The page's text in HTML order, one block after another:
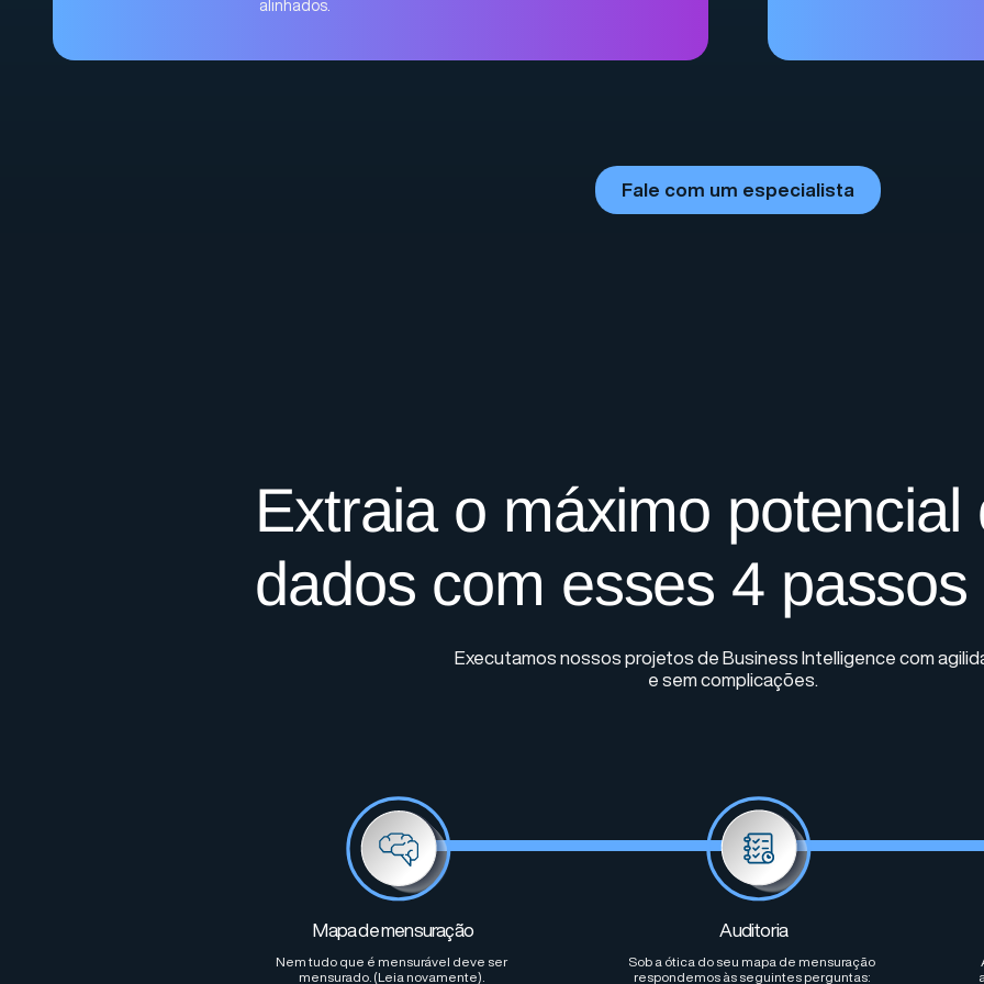
alinhados.
Fale com um especialista
Extraia o máximo potencial
dados com esses 4 passos
Executamos nossos projetos de Business Intelligence com
e sem complicações.
Mapa de mensuração
Nem tudo que é mensurável deve ser
mensurado. (Leia novamente).
Auditoria
Sob a ótica do seu mapa de mensuração
respondemos às seguintes perguntas: